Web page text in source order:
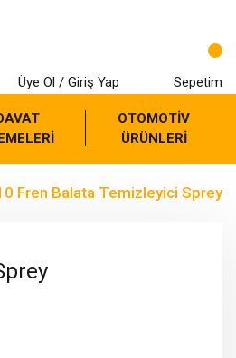
Üye Ol / Giriş Yap Sepetim
OTOMOTİV
ÜRÜNLERİ
Fren Balata Temizleyici Sprey